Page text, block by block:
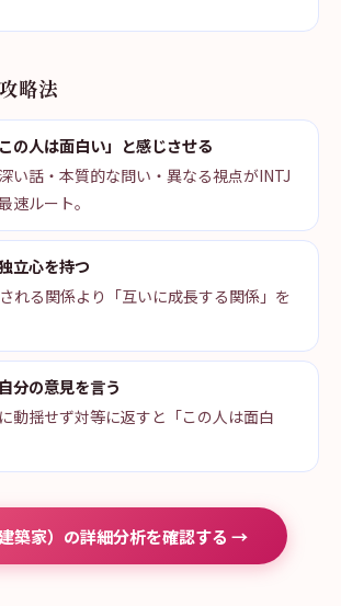
略法
の人は面白い」と感じさせる
い話・本質的な問い・異なる視点がINTJ
速ルート。
立心を持つ
れる関係より「互いに成長する関係」を
分の意見を言う
動揺せず対等に返すと「この人は面白
築家）の詳細分析を確認する →